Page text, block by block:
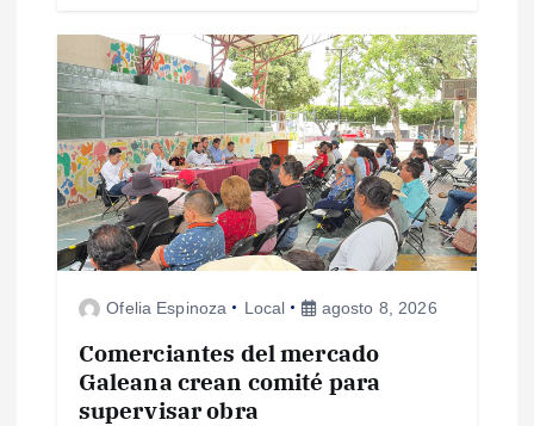
s
Ofelia Espinoza Local agosto 8, 2026
Comerciantes del mercado
Galeana crean comité para
supervisar obra